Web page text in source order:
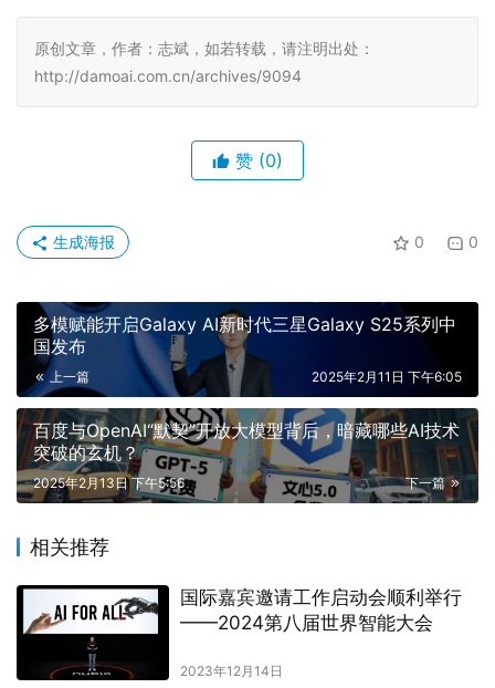
原创文章，作者：志斌，如若转载，请注明出处：
http://damoai.com.cn/archives/9094
赞 (0)
0 0
生成海报
多模赋能开启Galaxy AI新时代三星Galaxy S25系列中
国发布
上一篇 2025年2月11日 下午6:05
百度与OpenAI“默契”开放大模型背后，暗藏哪些AI技术
突破的玄机？
下一篇
2025年2月13日 下午5:56
相关推荐
国际嘉宾邀请工作启动会顺利举行
——2024第八届世界智能大会
2023年12月14日